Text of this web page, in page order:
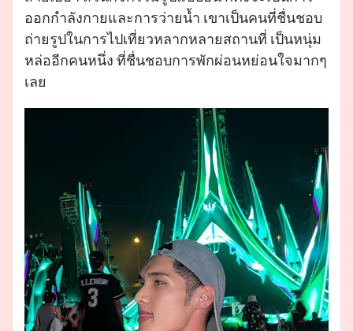
ออกกำลังกายและการว่ายน้ำ เขาเป็นคนที่ชื่นชอบ
ถ่ายรูปในการไปเที่ยวหลากหลายสถานที่ เป็นหนุ่ม
หล่ออีกคนหนึ่ง ที่ชื่นชอบการพักผ่อนหย่อนใจมากๆ
เลย